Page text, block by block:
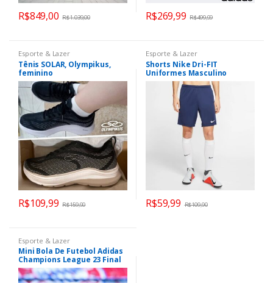
R$849,00 R$1.039,00 R$269,99 R$499,99
Esporte & Lazer
Tênis SOLAR, Olympikus,
feminino
R$109,99 R$159,90
Esporte & Lazer
Shorts Nike Dri-FIT
Uniformes Masculino
R$59,99 R$109,90
Esporte & Lazer
Mini Bola De Futebol Adidas
Champions League 23 Final
Istambul